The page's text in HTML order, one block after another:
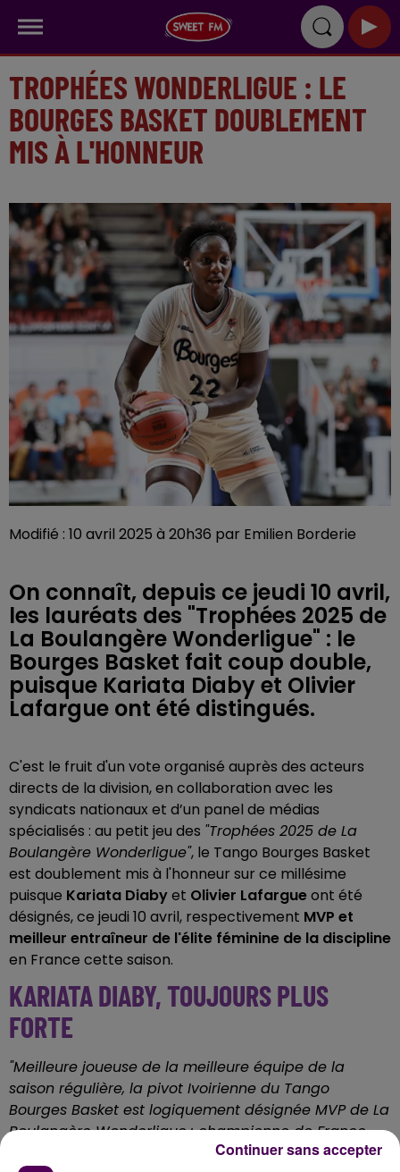
TROPHÉES WONDERLIGUE : LE
BOURGES BASKET DOUBLEMENT
MIS À L'HONNEUR
Modifié : 10 avril 2025 à 20h36 par Emilien Borderie
On connaît, depuis ce jeudi 10 avril,
les lauréats des "Trophées 2025 de
La Boulangère Wonderligue" : le
Bourges Basket fait coup double,
puisque Kariata Diaby et Olivier
Lafargue ont été distingués.
C'est le fruit d'un vote organisé auprès des acteurs
directs de la division, en collaboration avec les
syndicats nationaux et d’un panel de médias
spécialisés : au petit jeu des "Trophées 2025 de La
Boulangère Wonderligue", le Tango Bourges Basket
est doublement mis à l'honneur sur ce millésime
puisque Kariata Diabyet Olivier Lafargueont été
désignés, ce jeudi 10 avril, respectivement MVP et
meilleur entraîneur de l'élite féminine de la discipline
en France cette saison.
KARIATA DIABY, TOUJOURS PLUS
FORTE
"Meilleure joueuse de la meilleure équipe de la
saison régulière, la pivot Ivoirienne du Tango
Bourges Basket est logiquement désignée MVP de La
Boulangère Wonderligue : championne de France
2024 avec Villeneuve-d’Ascq et MVP des finales,
Continuer sans accepter